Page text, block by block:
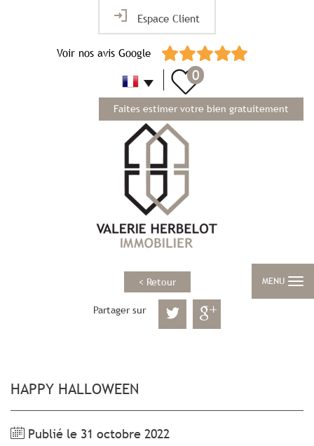
Espace Client
Voir nos avis Google
Faites estimer votre bien gratuitement
0
MENU
< Retour
Partager sur
HAPPY HALLOWEEN
Publié le 31 octobre 2022